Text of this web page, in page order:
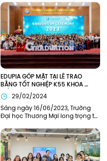
EDUPIA GÓP MẶT TẠI LỄ TRAO
BẰNG TỐT NGHIỆP K55 KHOA
TIẾNG ANH TRƯỜNG ĐẠI HỌC
THƯƠNG MẠI (TMU)
29/02/2024
Sáng ngày 16/06/2023, Trường
Đại học Thương Mại long trọng tổ
2023 và trao bằng tốt nghiệp cho
sinh viên K55 và khóa cũ tại hội
trường H1. Edupia vinh dự khi
được mời tham dự buổi lễ.